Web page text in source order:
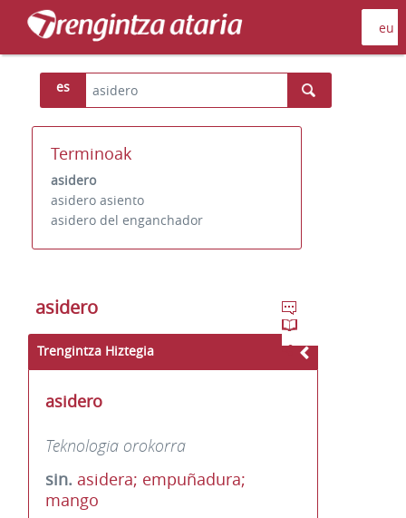
es
Terminoak
asidero
asidero asiento
asidero del enganchador
asidero
Trengintza Hiztegia
asidero
Teknologia orokorra
sin. asidera; empuñadura;
mango